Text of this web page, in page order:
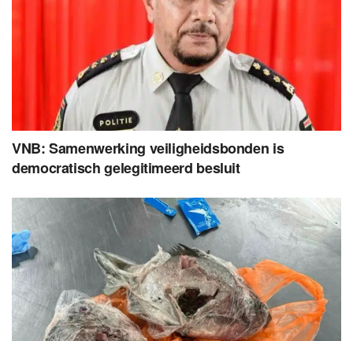
VNB: Samenwerking veiligheidsbonden is
democratisch gelegitimeerd besluit